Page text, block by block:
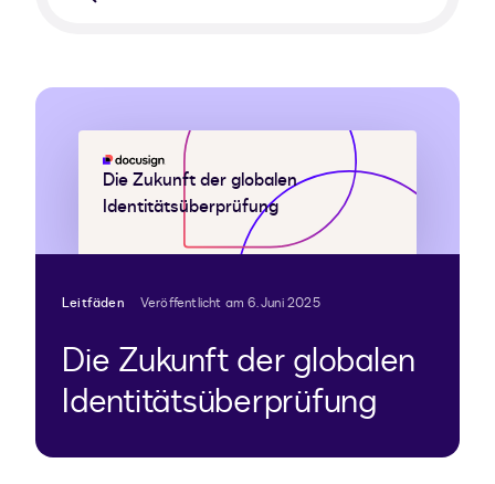
Leitfäden Veröffentlicht am 6. Juni 2025
Die Zukunft der globalen
Identitätsüberprüfung
Die Zukunft der globalen
Identitätsüberprüfung